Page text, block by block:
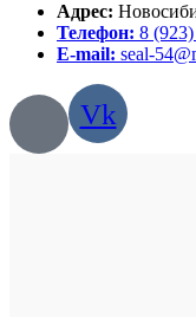
Адрес:
Телефон: 8
E-mail: seal-
Vk